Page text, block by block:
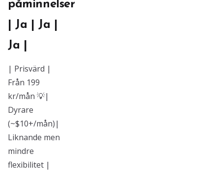
påminnelser
| Ja | Ja |
Ja |
| Prisvärd |
Från 199
kr/mån 💡|
Dyrare
(~$10+/mån)|
Liknande men
mindre
flexibilitet |